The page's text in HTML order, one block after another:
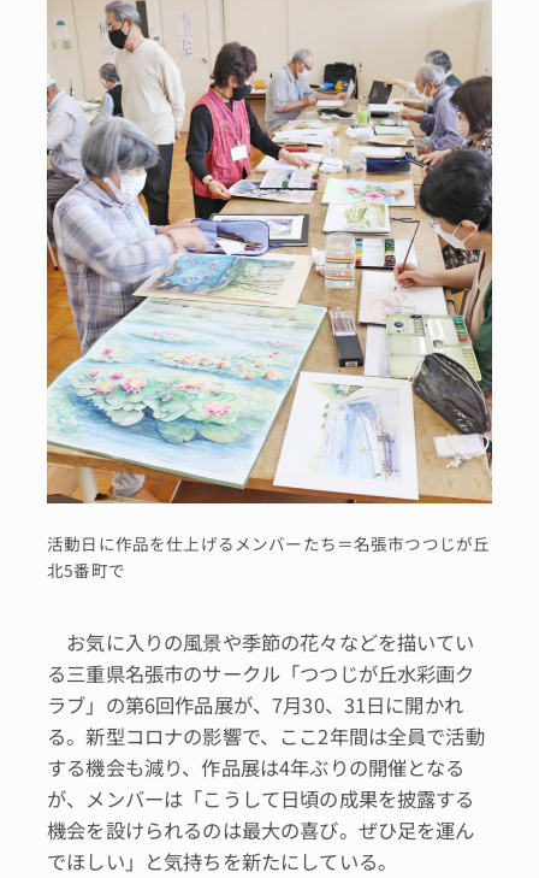
活動日に作品を仕上げるメンバーたち＝名張市つつじが丘
北5番町で
お気に入りの風景や季節の花々などを描いてい
る三重県名張市のサークル「つつじが丘水彩画ク
ラブ」の第6回作品展が、7月30、31日に開かれ
る。新型コロナの影響で、ここ2年間は全員で活動
する機会も減り、作品展は4年ぶりの開催となる
が、メンバーは「こうして日頃の成果を披露する
機会を設けられるのは最大の喜び。ぜひ足を運ん
でほしい」と気持ちを新たにしている。